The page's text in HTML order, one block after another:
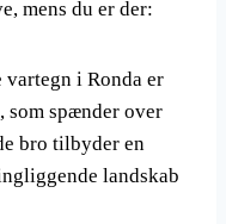
mens du er der:
i Ronda er
som spænder over
bro tilbyder en
landskab